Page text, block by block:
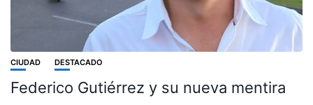
CIUDAD DESTACADO
Federico Gutiérrez y su nueva mentira